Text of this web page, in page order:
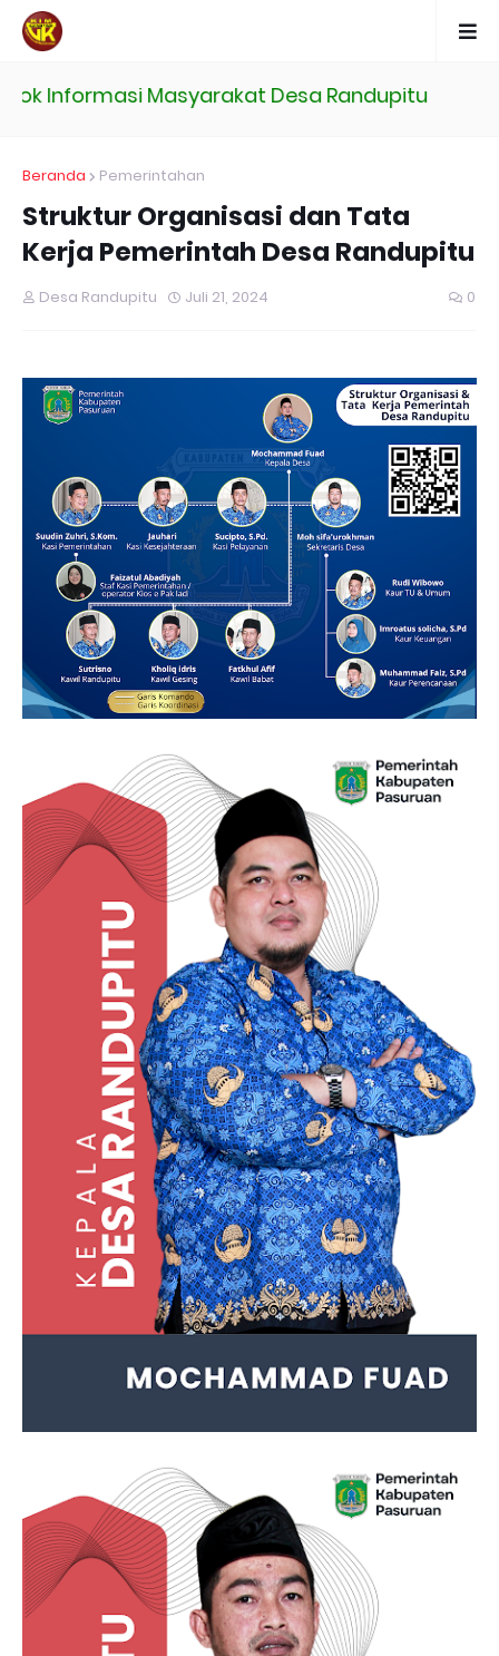
Masyarakat Desa Randupitu
Beranda Pemerintahan
Struktur Organisasi dan Tata
Kerja Pemerintah Desa Randupitu
Desa Randupitu Juli 21, 2024 0